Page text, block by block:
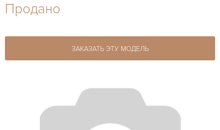
27-44
Продано
ЗАКАЗАТЬ ЭТУ МОДЕЛЬ